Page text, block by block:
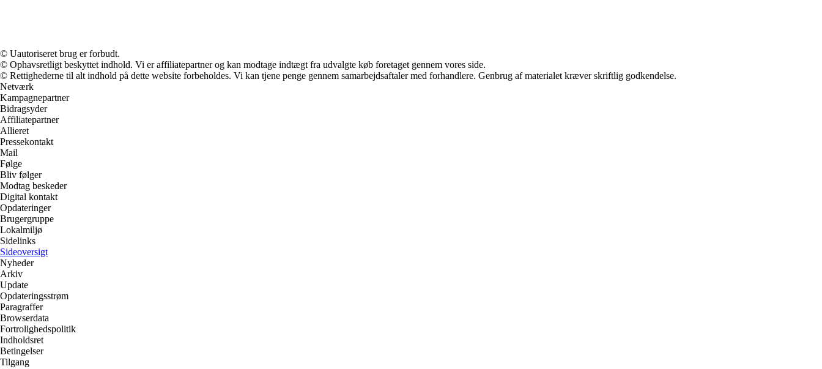
© Uautoriseret brug er forbudt.
© Ophavsretligt beskyttet indhold. Vi er affiliatepartner og kan modtage indtægt fra udvalgte køb foretaget gennem vores side.
© Rettighederne til alt indhold på dette website forbeholdes. Vi kan tjene penge gennem samarbejdsaftaler med forhandlere. Genbrug af materialet kræver skriftlig godkendelse.
Netværk
Kampagnepartner
Bidragsyder
Affiliatepartner
Allieret
Pressekontakt
Mail
Følge
Bliv følger
Modtag beskeder
Digital kontakt
Opdateringer
Brugergruppe
Lokalmiljø
Sidelinks
Sideoversigt
Nyheder
Arkiv
Update
Opdateringsstrøm
Paragraffer
Browserdata
Fortrolighedspolitik
Indholdsret
Betingelser
Tilgang